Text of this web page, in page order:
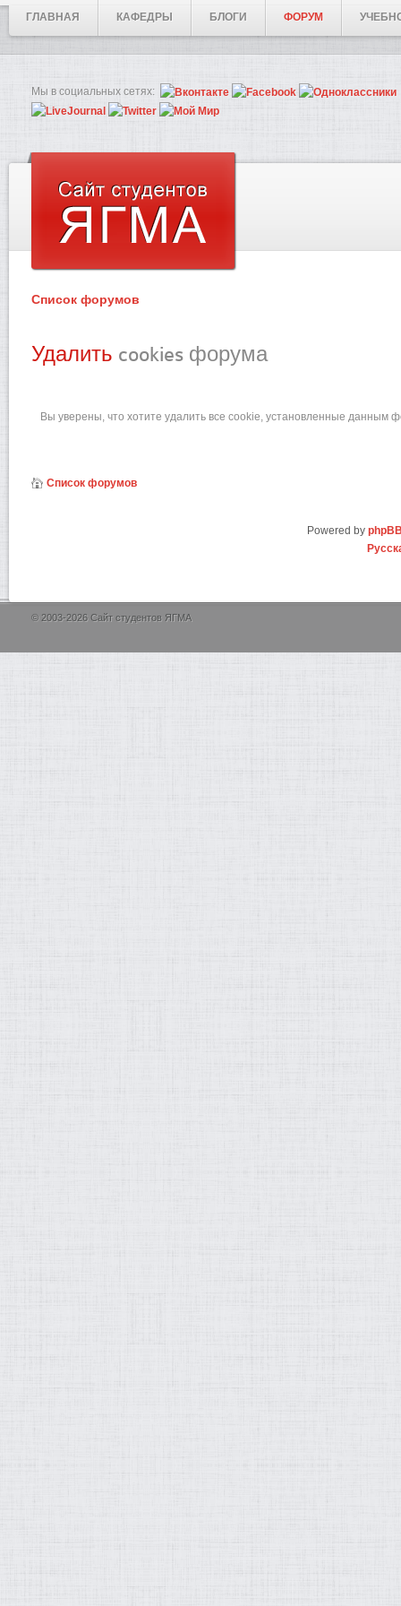
ГЛАВНАЯ КАФЕДРЫ БЛОГИ ФОРУМ
Мы в социальных сетях:
Список форумов
Удалить cookies форума
Вы уверены, что хотите удалить все cookie, установленные данным
Список форумов
Powered by
© 2003-2026 Сайт студентов ЯГМА